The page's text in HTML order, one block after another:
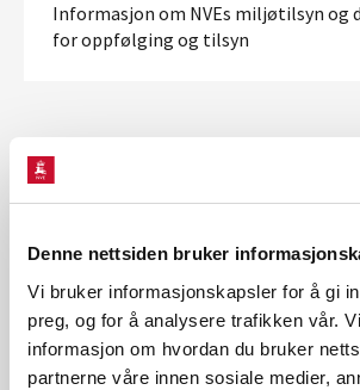
Denne nettsiden bruker
Vi bruker informasjonskapsler for å gi
preg, og for å analysere trafikken vår.
informasjon om hvordan du bruker
partnerne våre innen sosiale medier,
Informasjon om NVEs miljøtilsyn og
for oppfølging og tilsyn
Hva vil du vite mer om?